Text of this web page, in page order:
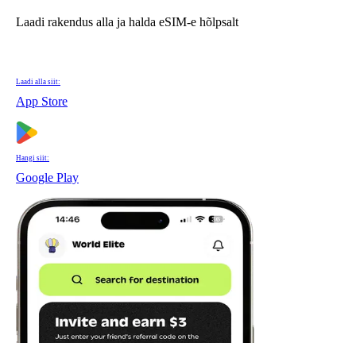
Laadi rakendus alla ja halda eSIM-e hõlpsalt
Laadi alla siit:
App Store
Hangi siit:
Google Play